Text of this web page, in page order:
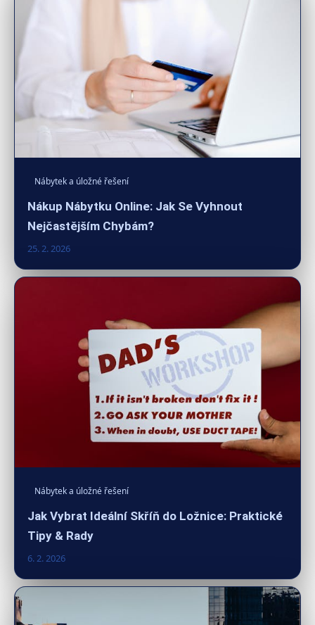
Nábytek a úložné řešení
Nákup Nábytku Online: Jak Se Vyhnout
Nejčastějším Chybám?
25. 2. 2026
Nábytek a úložné řešení
Jak Vybrat Ideální Skříň do Ložnice: Praktické
Tipy & Rady
6. 2. 2026